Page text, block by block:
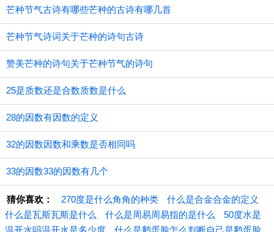
芒种节气古诗有哪些芒种的古诗有哪几首
芒种节气诗词关于芒种的诗句古诗
赞美芒种的诗句关于芒种节气的诗句
25是质数还是合数质数是什么
28的因数有因数的定义
32的因数因数和乘数是否相同吗
33的因数33的因数有几个
猜你喜欢： 270度是什么角角的种类
什么是合金合金的定义
什么是瓦斯瓦斯是什么
什么是周易周易指的是什么
50度水是
温开水吗温开水是多少度
什么是鹅蛋脸怎么判断自己是鹅蛋脸